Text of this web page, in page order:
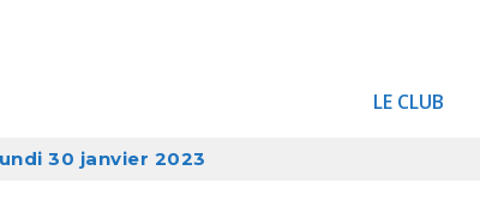
LE CLUB
30 janvier 2023